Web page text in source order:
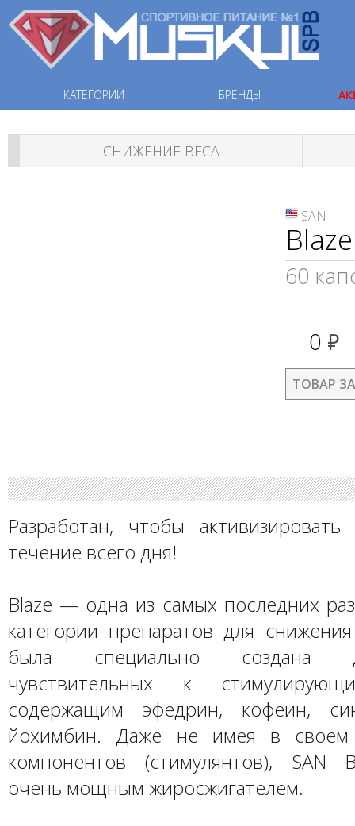
КАТЕГОРИИ БРЕНДЫ
СНИЖЕНИЕ ВЕСА
SAN
Blaze
60
0 руб.
ТОВАР
Разработан, чтобы
течение всего дня!
Blaze — одна из самых последних
категории препаратов для
была специально создана
чувствительных к
содержащим эфедрин, кофеин,
йохимбин. Даже не имея в своем
компонентов (стимулянтов), SAN
очень мощным жиросжигателем.